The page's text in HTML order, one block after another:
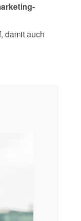
damit auch